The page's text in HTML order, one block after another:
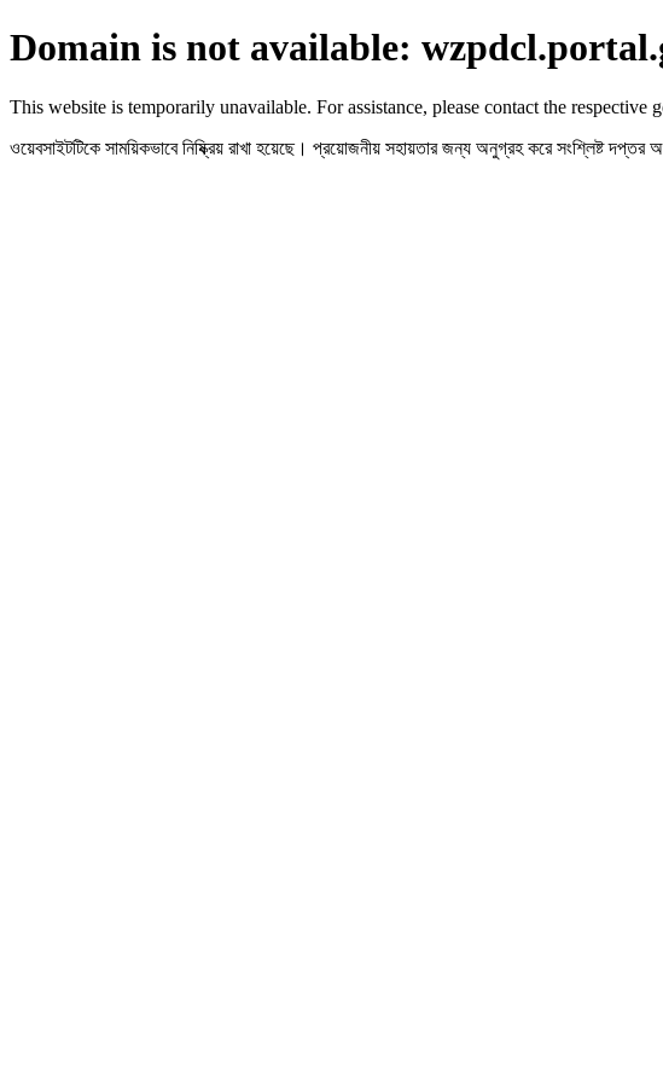
Domain is not available:
This website is temporarily unavailable. For assistance, please contact the
ওয়েবসাইটটিকে সাময়িকভাবে নিষ্ক্রিয় রাখা হয়েছে। প্রয়োজনীয় সহায়তার জন্য অনুগ্রহ করে সংশ্লিষ্ট